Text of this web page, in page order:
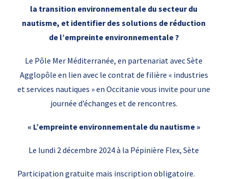
la transition environnementale du secteur du
nautisme, et identifier des solutions de réduction
de l’empreinte environnementale ?
Le Pôle Mer Méditerranée, en partenariat avec Sète
Agglopôle en lien avec le contrat de filière « industries
et services nautiques » en Occitanie vous invite pour une
journée d’échanges et de rencontres.
« L’empreinte environnementale du nautisme »
Le lundi 2 décembre 2024 à la Pépinière Flex, Sète
Participation gratuite mais inscription obligatoire.